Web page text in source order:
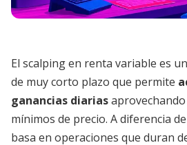
El scalping en renta variable es
de muy corto plazo que permite
ganancias diarias
mínimos de precio. A diferencia
basa en operaciones que duran